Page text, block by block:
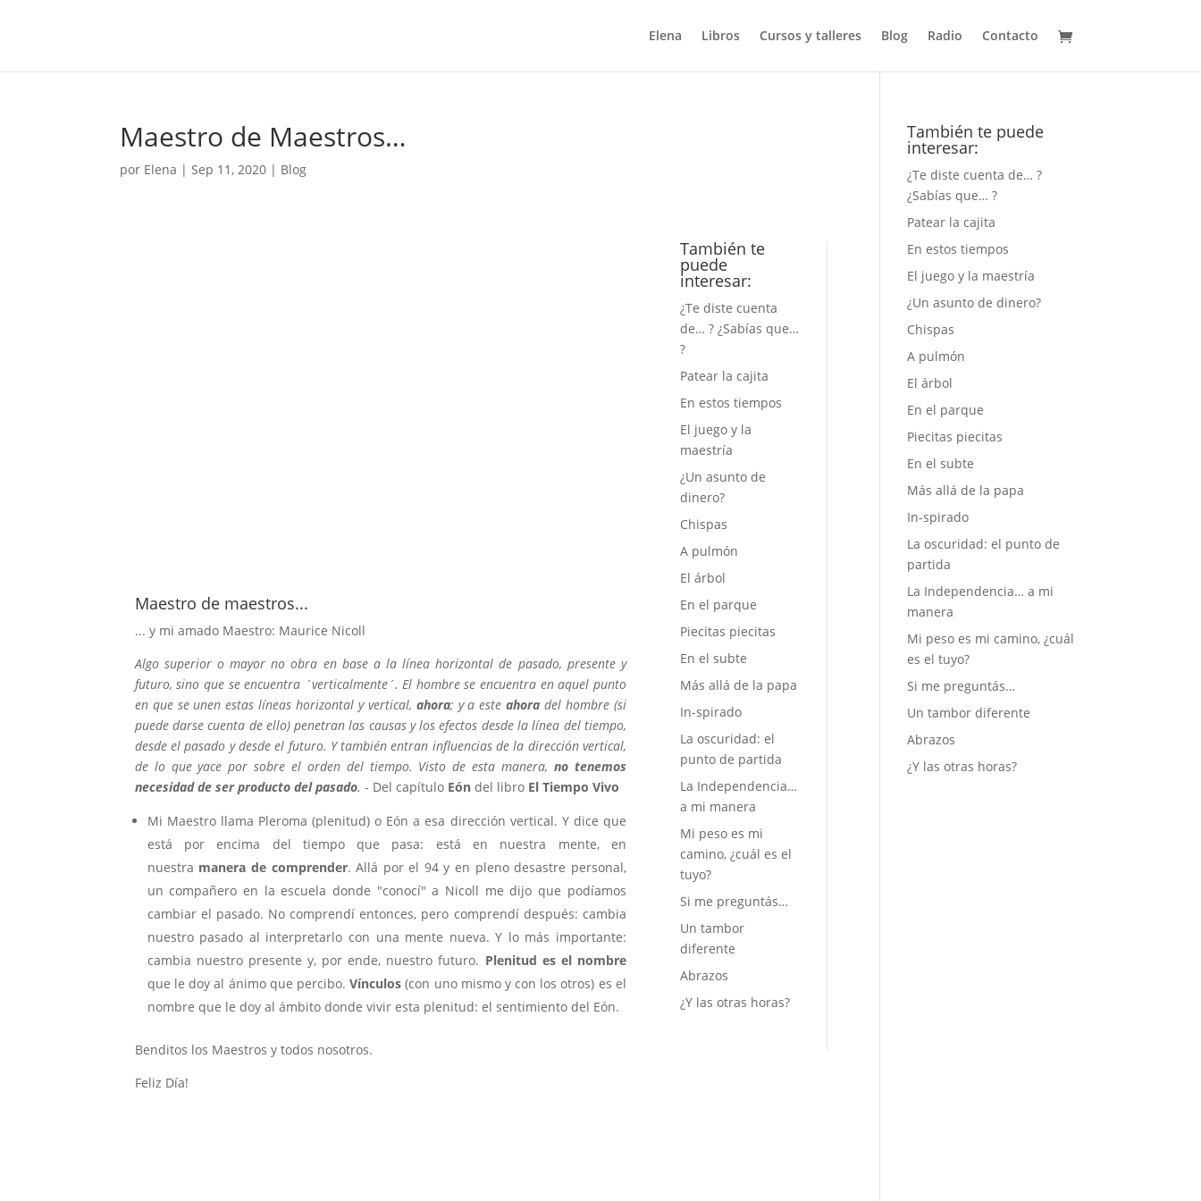
Elena Libros Cursos y talleres Blog Radio Contacto
Maestro de Maestros…
por Elena |Sep 11, 2020 | Blog
Maestro de maestros...
... y mi amado Maestro: Maurice Nicoll
Algo superior o mayor no obra en base a la línea horizontal de pasado, presente y
futuro, sino que se encuentra `verticalmente´. El hombre se encuentra en aquel punto
en que se unen estas líneas horizontal y vertical, ahora; y a esteahora del hombre (si
puede darse cuenta de ello) penetran las causas y los efectos desde la línea del tiempo,
desde el pasado y desde el futuro. Y también entran influencias de la dirección vertical,
de lo que yace por sobre el orden del tiempo. Visto de esta manera, no tenemos
necesidad de ser producto del pasado. - Del capítulo Eóndel libro El Tiempo Vivo
Mi Maestro llama Pleroma (plenitud) o Eón a esa dirección vertical. Y dice que
está por encima del tiempo que pasa: está en nuestra mente, en
nuestra manera de comprender. Allá por el 94 y en pleno desastre personal,
un compañero en la escuela donde "conocí" a Nicoll me dijo que podíamos
cambiar el pasado. No comprendí entonces, pero comprendí después: cambia
nuestro pasado al interpretarlo con una mente nueva. Y lo más importante:
cambia nuestro presente y, por ende, nuestro futuro. Plenitud es el nombre
que le doy al ánimo que percibo.Vínculos(con uno mismo y con los otros) es el
nombre que le doy al ámbito donde vivir esta plenitud: el sentimiento del Eón.
Benditos los Maestros y todos nosotros.
Feliz Día!
También te
puede
interesar:
¿Te diste cuenta
de… ? ¿Sabías que…
?
Patear la cajita
En estos tiempos
El juego y la
maestría
¿Un asunto de
dinero?
Chispas
A pulmón
El árbol
En el parque
Piecitas piecitas
En el subte
Más allá de la papa
In-spirado
La oscuridad: el
punto de partida
La Independencia…
a mi manera
Mi peso es mi
camino, ¿cuál es el
tuyo?
Si me preguntás…
Un tambor
diferente
Abrazos
¿Y las otras horas?
También te puede
interesar:
¿Te diste cuenta de… ?
¿Sabías que… ?
Patear la cajita
En estos tiempos
El juego y la maestría
¿Un asunto de dinero?
Chispas
A pulmón
El árbol
En el parque
Piecitas piecitas
En el subte
Más allá de la papa
In-spirado
La oscuridad: el punto de
partida
La Independencia… a mi
manera
Mi peso es mi camino, ¿cuál
es el tuyo?
Si me preguntás…
Un tambor diferente
Abrazos
¿Y las otras horas?